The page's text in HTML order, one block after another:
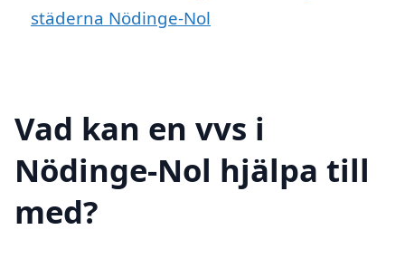
städerna Nödinge-Nol
Vad kan en vvs i
Nödinge-Nol hjälpa till
med?